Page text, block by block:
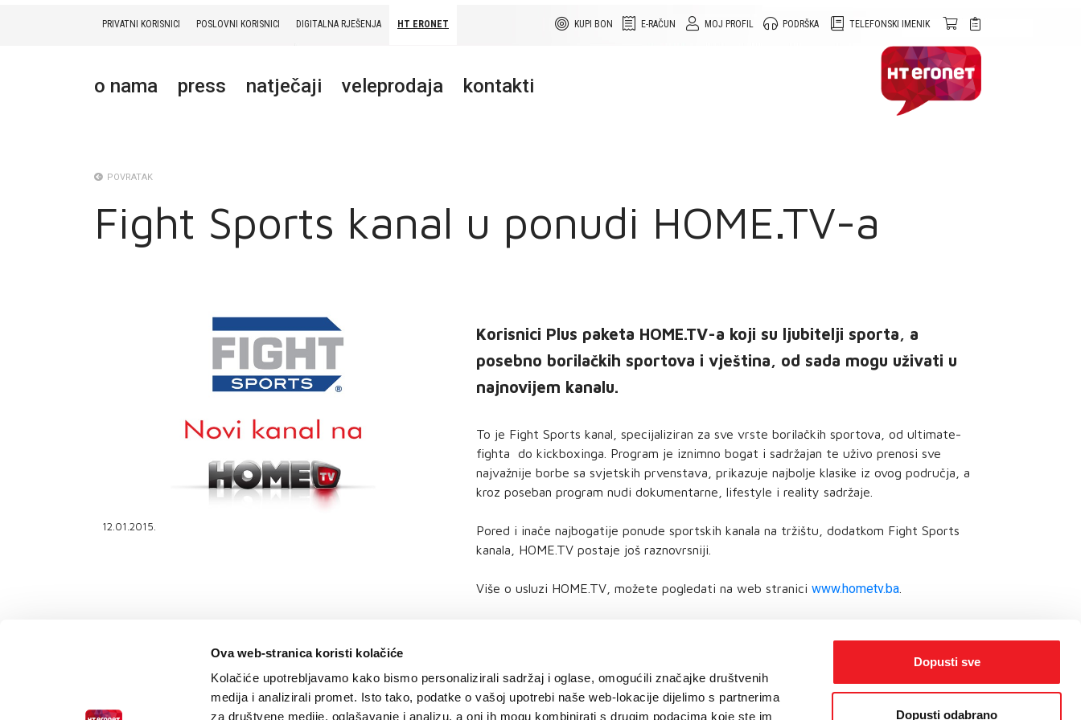
Ova web-stranica koristi kolačiće
Kolačiće upotrebljavamo kako bismo personalizirali sadržaj i oglase, omogućili značajke društvenih
medija i analizirali promet. Isto tako, podatke o vašoj upotrebi naše web-lokacije dijelimo s partnerima
za društvene medije, oglašavanje i analizu, a oni ih mogu kombinirati s drugim podacima koje ste im
Dopusti sve
Dopusti odabrano
TELEFONSKI IMENIK
PODRŠKA
MOJ PROFIL
E-RAČUN
KUPI BON
PRIVATNI KORISNICI POSLOVNI KORISNICI DIGITALNA RJEŠENJA HT ERONET
o nama press natječaji veleprodaja kontakti
POVRATAK
Fight Sports kanal u ponudi HOME.TV-a
12.01.2015.
Korisnici Plus paketa HOME.TV-a koji su ljubitelji sporta, a
posebno borilačkih sportova i vještina, od sada mogu uživati u
najnovijem kanalu.
To je Fight Sports kanal, specijaliziran za sve vrste borilačkih sportova, od ultimate-
fighta do kickboxinga. Program je iznimno bogat i sadržajan te uživo prenosi sve
najvažnije borbe sa svjetskih prvenstava, prikazuje najbolje klasike iz ovog područja, a
kroz poseban program nudi dokumentarne, lifestyle i reality sadržaje.
Pored i inače najbogatije ponude sportskih kanala na tržištu, dodatkom Fight Sports
kanala, HOME.TV postaje još raznovrsniji.
Više o usluzi HOME.TV, možete pogledati na web stranici www.hometv.ba